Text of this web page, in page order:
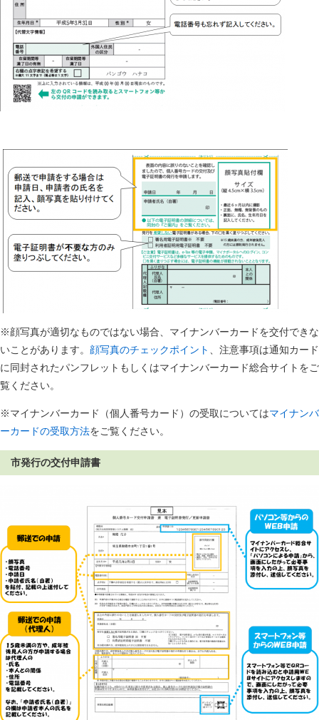
※顔写真が適切なものではない場合、マイナンバーカードを交付できな
いことがあります。 顔写真のチェックポイント
、注意事項は通知カード
に同封されたパンフレットもしくはマイナンバーカード総合サイトをご
覧ください。
※マイナンバーカード（個人番号カード）の受取についてはマイナンバ
ーカードの受取方法をご覧ください。
市発行の交付申請書